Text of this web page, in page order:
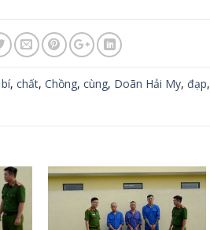
bí, chất, Chồng, cùng, Doãn Hải My, đạp,